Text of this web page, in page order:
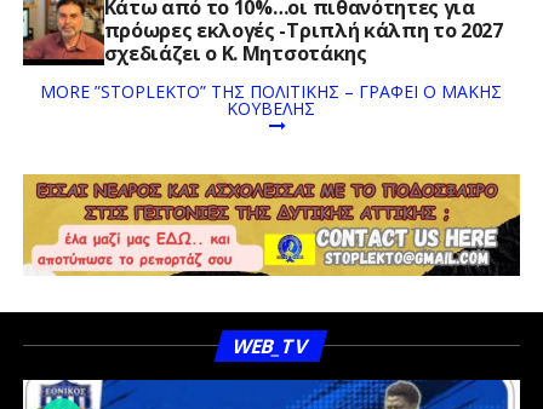
Κάτω από το 10%…οι πιθανότητες για
πρόωρες εκλογές -Τριπλή κάλπη το 2027
σχεδιάζει ο Κ. Μητσοτάκης
MORE ”STOPLEKTO” ΤΗΣ ΠΟΛΙΤΙΚΗΣ – ΓΡΆΦΕΙ Ο ΜΆΚΗΣ
ΚΟΥΒΈΛΗΣ
WEB_TV